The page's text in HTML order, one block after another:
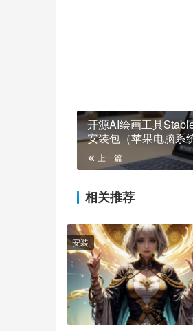
开源AI绘画工具Stable Diffusion
安装包（苹果电脑系
上一篇
相关推荐
安装